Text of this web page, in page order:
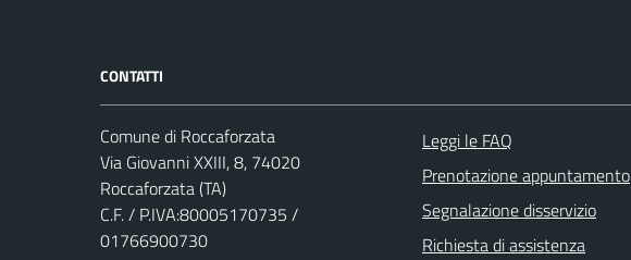
CONTATTI
Comune di Roccaforzata
Via Giovanni XXIII, 8, 74020
Roccaforzata (TA)
C.F. / P.IVA:80005170735 /
01766900730
Leggi le FAQ
Prenotazione appuntamento
Segnalazione disservizio
Richiesta di assistenza